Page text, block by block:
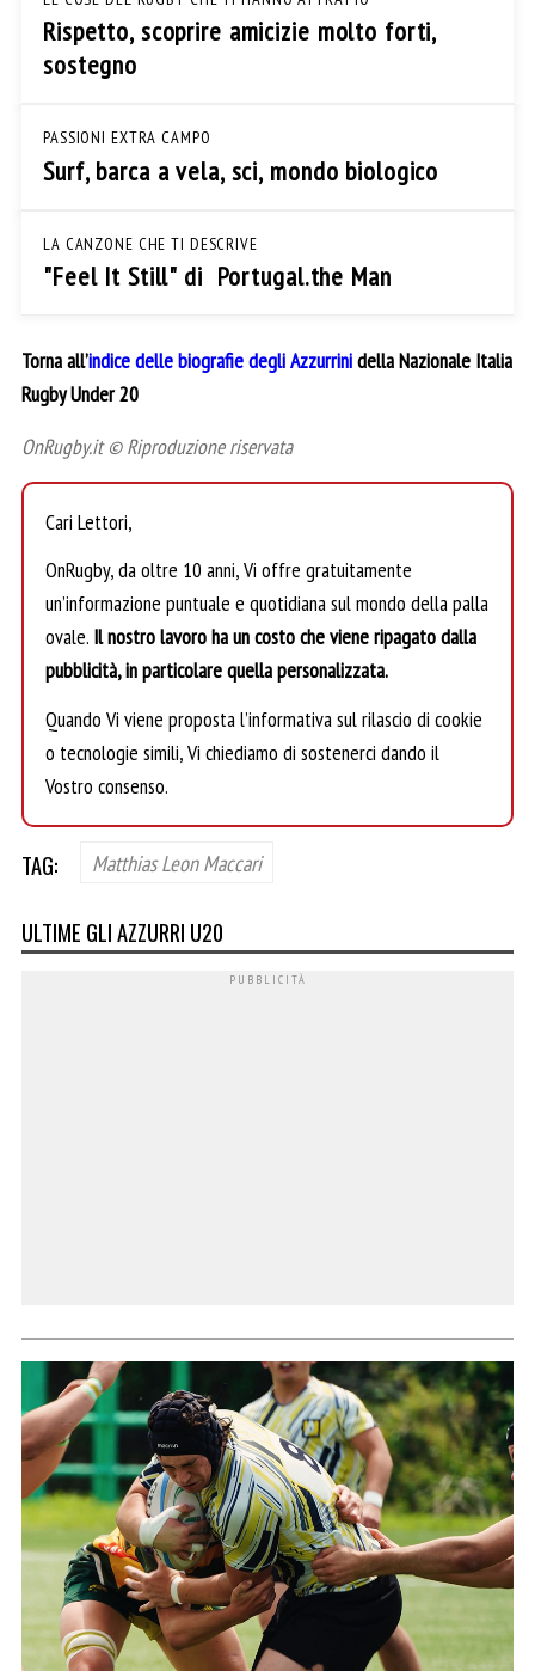
Rispetto, scoprire amicizie molto forti,
sostegno
PASSIONI EXTRA CAMPO
Surf, barca a vela, sci, mondo biologico
LA CANZONE CHE TI DESCRIVE
"Feel It Still" di Portugal.the Man
Torna all’indice delle biografie degli Azzurrinidella Nazionale Italia
Rugby Under 20
OnRugby.it © Riproduzione riservata
Cari Lettori,
OnRugby, da oltre 10 anni, Vi offre gratuitamente
un’informazione puntuale e quotidiana sul mondo della palla
ovale. Il nostro lavoro ha un costo che viene ripagato dalla
pubblicità, in particolare quella personalizzata.
Quando Vi viene proposta l’informativa sul rilascio di cookie
o tecnologie simili, Vi chiediamo di sostenerci dando il
Vostro consenso.
TAG: Matthias Leon Maccari
ULTIME GLI AZZURRI U20